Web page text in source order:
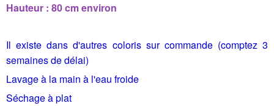
Hauteur : 80 cm environ
Il existe dans d'autres coloris sur commande (comptez 3
semaines de délai)
Lavage à la main à l'eau froide
Séchage à plat